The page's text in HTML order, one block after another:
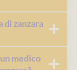
di zanzara
medico